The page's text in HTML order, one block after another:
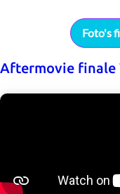
Foto's
Aftermovie finale